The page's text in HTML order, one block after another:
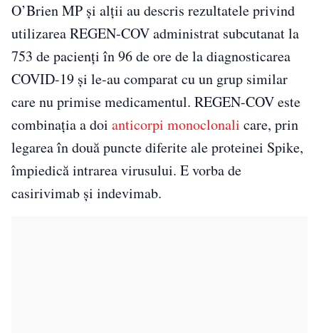
O’Brien MP și alții au descris rezultatele privind
utilizarea REGEN-COV administrat subcutanat la
753 de pacienți în 96 de ore de la diagnosticarea
COVID-19 și le-au comparat cu un grup similar
care nu primise medicamentul. REGEN-COV este
combinația a doi anticorpi monoclonali care, prin
legarea în două puncte diferite ale proteinei Spike,
împiedică intrarea virusului. E vorba de
casirivimab și indevimab.